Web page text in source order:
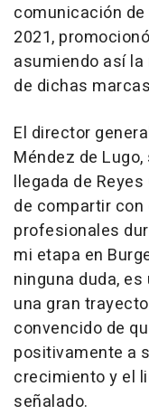
comunicación
2021,
asumiendo así
de dichas
El director
Méndez de
llegada de
de compartir
profesionales
mi etapa en
ninguna duda,
una gran
convencido de
positivamente a
crecimiento y el
señalado.